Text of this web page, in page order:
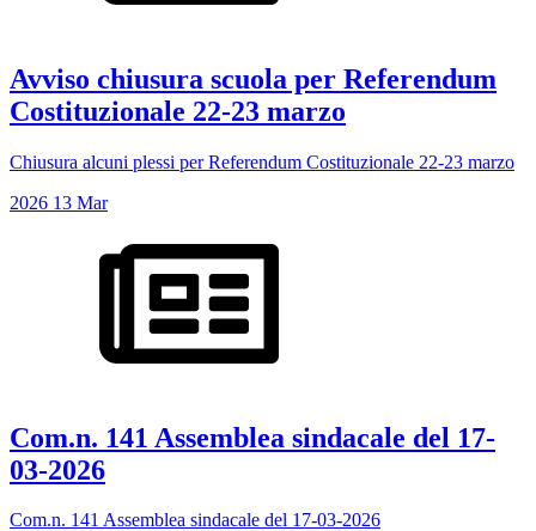
Avviso chiusura scuola per Referendum
Costituzionale 22-23 marzo
Chiusura alcuni plessi per Referendum Costituzionale 22-23 marzo
2026 13 Mar
Com.n. 141 Assemblea sindacale del 17-
03-2026
Com.n. 141 Assemblea sindacale del 17-03-2026